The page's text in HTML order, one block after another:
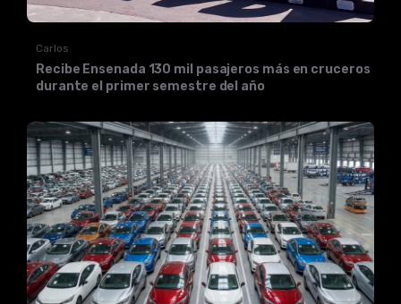
Carlos
Recibe Ensenada 130 mil pasajeros más en cruceros
durante el primer semestre del año